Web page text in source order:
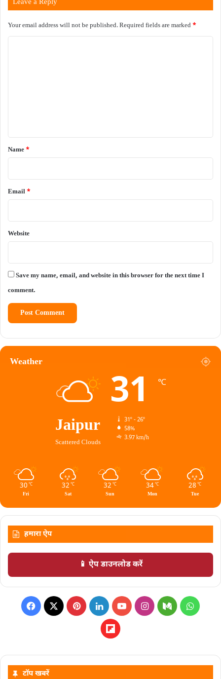
Leave a Reply
Your email address will not be published.Required fields are marked *
*
Name *
Email *
Website
Save my name, email, and website in this browser for the next time I
comment.
Weather
Jaipur
Scattered Clouds
31 ℃
31º - 26º
58%
3.97 km/h
30 ℃
Fri
32 ℃
Sat
32 ℃
Sun
34 ℃
Mon
28 ℃
Tue
हमारा ऐप
📱 ऐप डाउनलोड करें
टॉप खबरें